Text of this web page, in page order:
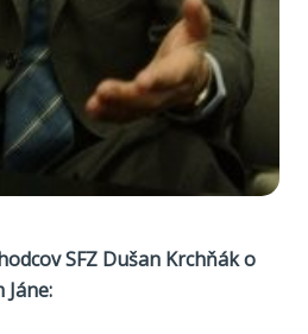
SFZ Dušan Krchňák o